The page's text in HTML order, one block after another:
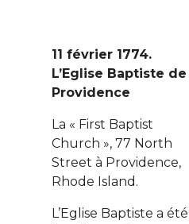
11 février 1774.
L’Eglise Baptiste de
Providence
La « First Baptist
Church », 77 North
Street à Providence,
Rhode Island.
L’Eglise Baptiste a été